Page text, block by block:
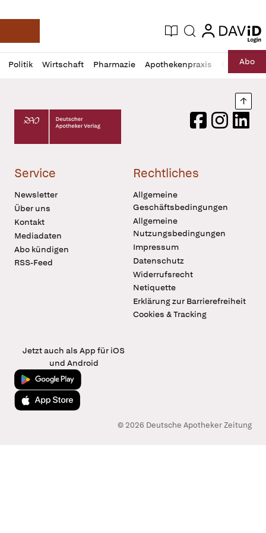
Deutsche Apotheker Zeitung
Aktuelle Ausgabe
Suche login
login
Politik Wirtschaft Pharmazie Apothekenpraxis RechtAbo
Profil
öffnen
Daz
Pur
Deutscher Apotheker Verlag Logo
FacebookInstagram
Service
Newsletter
Über uns
Kontakt
Mediadaten
Abo kündigen
RSS-Feed
Rechtliches
Allgemeine
Geschäftsbedingungen
Allgemeine
Nutzungsbedingungen
Impressum
Datenschutz
Widerrufsrecht
Netiquette
Erklärung zur Barrierefreiheit
Cookies & Tracking
Jetzt auch als App für iOS
und Android
Jetzt bei Google Play
Laden im App Store
© 2026 Deutsche Apotheker Zeitung